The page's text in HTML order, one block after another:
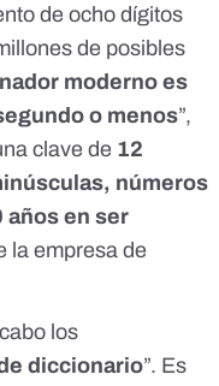
de ocho dígitos
de posibles
moderno es
o menos”,
clave de 12
números
años en ser
la empresa de
los
diccionario”. Es